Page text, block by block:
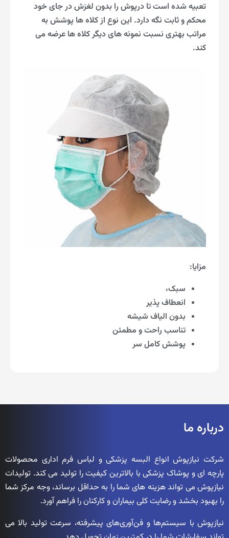
تعبیه شده است تا درپوش را بدون لغزش در جای خود
محکم و ثابت نگه دارد. این نوع از کلاه ها پوشش به
مراتب بهتری نسبت نمونه های دیگر کلاه ها عرضه می
کند.
مزایا:
سبک،
انعطاف پذیر
بدون الیاف شیشه
تناسب راحت و مطمئن
پوشش کامل سر
درباره ما
شرکت نیازپوش انواع البسه پزشکی و لباس فرم اداری محصولات
پارچه ای و پوشاک پزشکی با بالاترین کیفیت را تولید می کند. تولیدات
نیازپوش می تواند هزینه های شما را به حداقل برساند، وجه مرکز شما
را بهبود بخشد و رضایت کلی بیماران و کارکنان را فراهم آورد.
نیازپوش با سیستم‌ها و فن‌آوری‌های پیشرفته، سرعت تولید بالا می